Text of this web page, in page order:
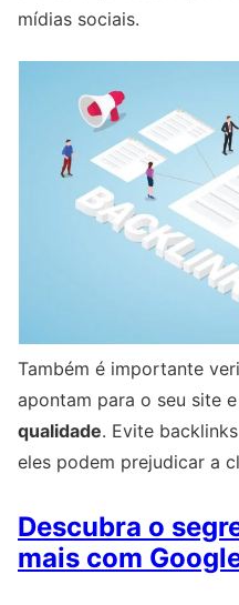
mídias sociais.
Também é importante
apontam para o seu site
qualidade. Evite
eles podem prejudicar a
Descubra o
mais com